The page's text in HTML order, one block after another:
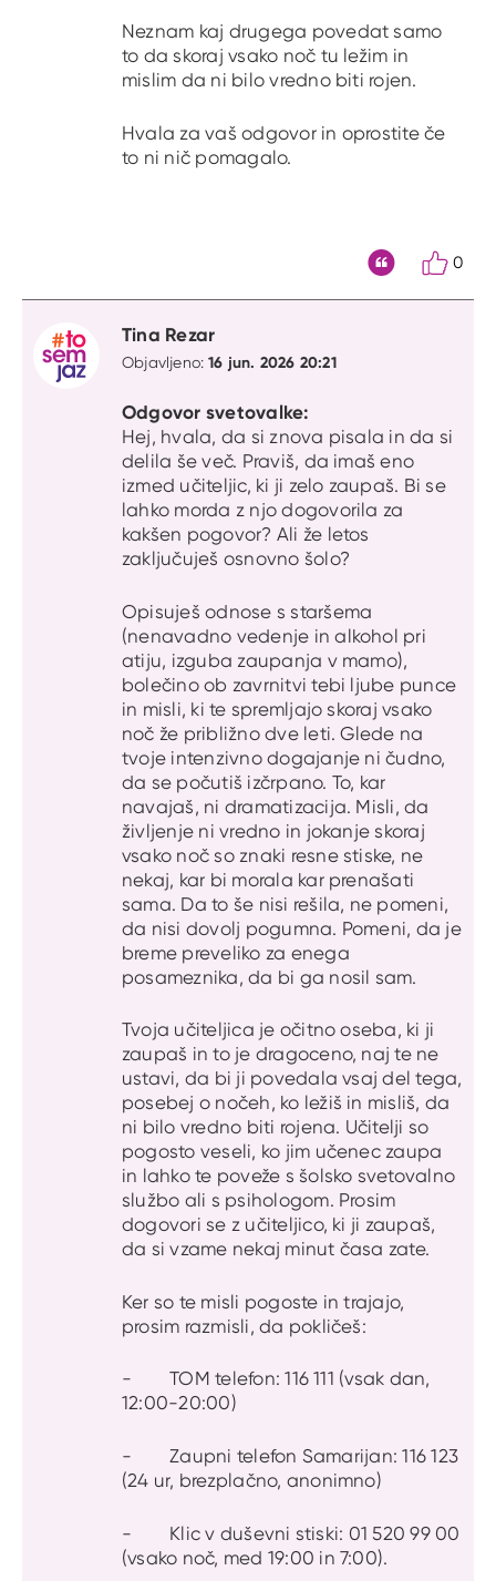
Neznam kaj drugega povedat samo
to da skoraj vsako noč tu ležim in
mislim da ni bilo vredno biti rojen.
Hvala za vaš odgovor in oprostite če
to ni nič pomagalo.
0
Tina Rezar
Objavljeno:16 jun. 2026 20:21
Odgovor svetovalke:
Hej, hvala, da si znova pisala in da si
delila še več. Praviš, da imaš eno
izmed učiteljic, ki ji zelo zaupaš. Bi se
lahko morda z njo dogovorila za
kakšen pogovor? Ali že letos
zaključuješ osnovno šolo?
Opisuješ odnose s staršema
(nenavadno vedenje in alkohol pri
atiju, izguba zaupanja v mamo),
bolečino ob zavrnitvi tebi ljube punce
in misli, ki te spremljajo skoraj vsako
noč že približno dve leti. Glede na
tvoje intenzivno dogajanje ni čudno,
da se počutiš izčrpano. To, kar
navajaš, ni dramatizacija. Misli, da
življenje ni vredno in jokanje skoraj
vsako noč so znaki resne stiske, ne
nekaj, kar bi morala kar prenašati
sama. Da to še nisi rešila, ne pomeni,
da nisi dovolj pogumna. Pomeni, da je
breme preveliko za enega
posameznika, da bi ga nosil sam.
Tvoja učiteljica je očitno oseba, ki ji
zaupaš in to je dragoceno, naj te ne
ustavi, da bi ji povedala vsaj del tega,
posebej o nočeh, ko ležiš in misliš, da
ni bilo vredno biti rojena. Učitelji so
pogosto veseli, ko jim učenec zaupa
in lahko te poveže s šolsko svetovalno
službo ali s psihologom. Prosim
dogovori se z učiteljico, ki ji zaupaš,
da si vzame nekaj minut časa zate.
Ker so te misli pogoste in trajajo,
prosim razmisli, da pokličeš:
- TOM telefon: 116 111 (vsak dan,
12:00-20:00)
- Zaupni telefon Samarijan: 116 123
(24 ur, brezplačno, anonimno)
- Klic v duševni stiski: 01 520 99 00
(vsako noč, med 19:00 in 7:00).